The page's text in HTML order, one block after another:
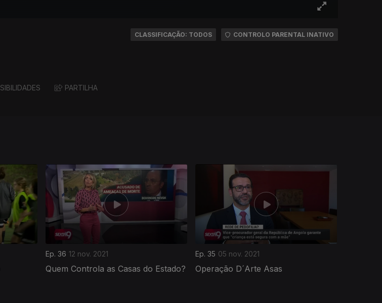
CLASSIFICAÇÃO: TODOS CONTROLO PARENTAL INATIVO
PARTILHA
Ep. 36 12 nov. 2021
Quem Controla as Casas do Estado?
Ep. 35 05 nov. 2021
Operação D´Arte Asas